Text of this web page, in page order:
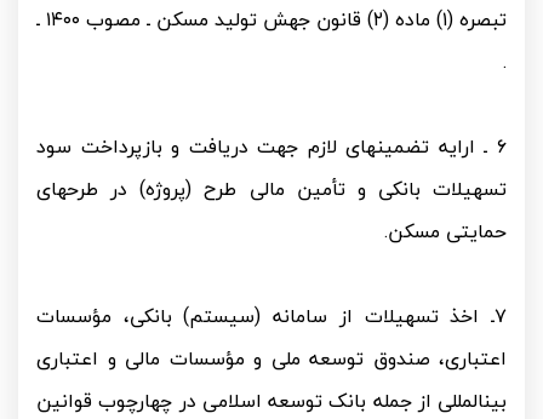
تبصره (۱) ماده (۲) قانون جهش تولید مسکن ـ مصوب ۱۴۰۰ ـ
.
۶ ـ ارایه تضمین­های لازم جهت دریافت و بازپرداخت سود
تسهیلات بانکی و تأمین مالی طرح (پروژه) در طرح­های
حمایتی مسکن.
۷ـ اخذ تسهیلات از سامانه (سیستم) بانکی، مؤسسات
اعتباری، صندوق توسعه ملی و مؤسسات مالی و اعتباری
بین­المللی از جمله بانک توسعه اسلامی در چهارچوب قوانین